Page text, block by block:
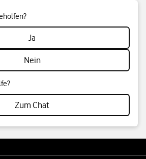
Ja
Nein
Zum Chat